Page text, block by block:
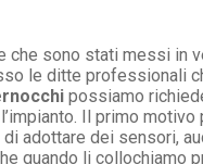
sono stati messi in
le ditte professionali
possiamo
Il primo motivo
adottare dei sensori,
quando li collochiamo